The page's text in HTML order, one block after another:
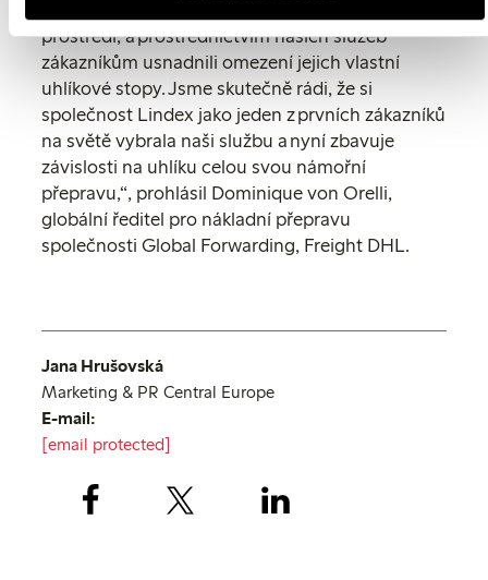
prostředí, a prostřednictvím našich služeb
zákazníkům usnadnili omezení jejich vlastní
uhlíkové stopy. Jsme skutečně rádi, že si
společnost Lindex jako jeden z prvních zákazníků
na světě vybrala naši službu a nyní zbavuje
závislosti na uhlíku celou svou námořní
přepravu,“, prohlásil Dominique von Orelli,
globální ředitel pro nákladní přepravu
společnosti Global Forwarding, Freight DHL.
Jana Hrušovská
Marketing & PR Central Europe
E-mail:
[email protected]